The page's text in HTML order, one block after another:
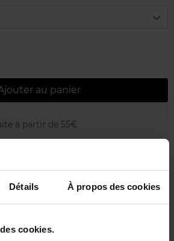
Détails À propos des cookies
cookies.
au panier
à partir de 55€